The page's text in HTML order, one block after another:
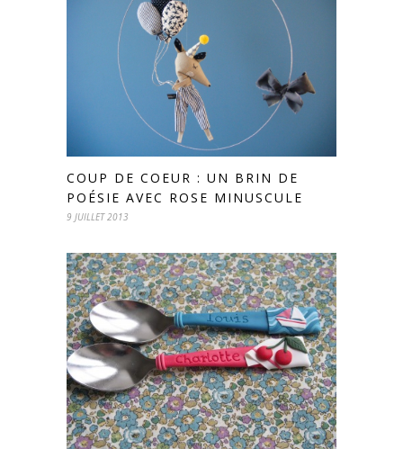
COUP DE COEUR : UN BRIN DE
POÉSIE AVEC ROSE MINUSCULE
9 JUILLET 2013